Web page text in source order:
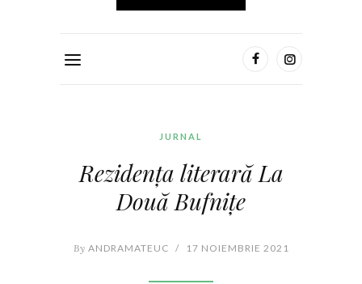
JURNAL
Rezidența literară La
Două Bufnițe
By ANDRAMATEUC / 17 NOIEMBRIE 2021